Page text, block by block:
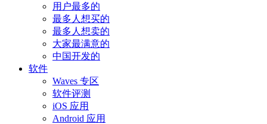
用户最多的
最多人想买的
最多人想卖的
大家最满意的
中国开发的
软件
Waves 专区
软件评测
iOS 应用
Android 应用